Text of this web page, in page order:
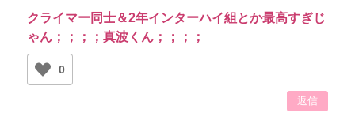
クライマー同士＆2年インターハイ組とか最高すぎじ
ゃん；；；；真波くん；；；；
0
返信